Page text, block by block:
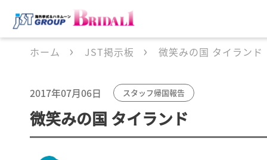
ホーム JST掲示板 微笑みの国 タイランド
2017年07月06日 スタッフ帰国報告
微笑みの国 タイランド